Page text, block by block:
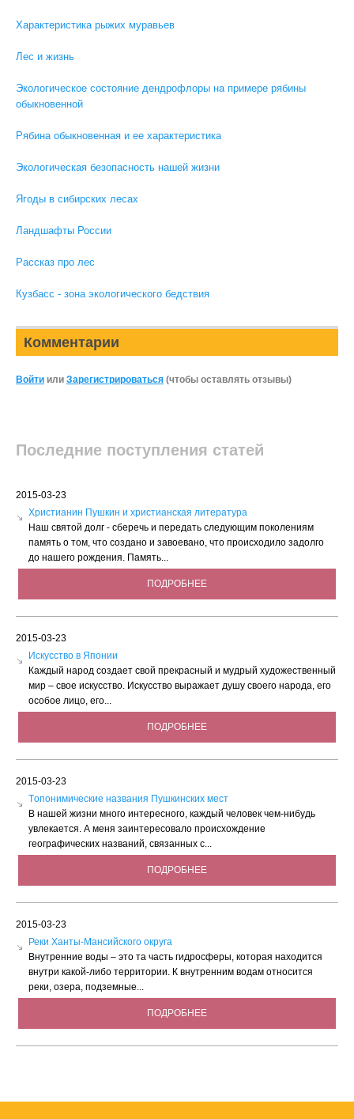
Характеристика рыжих муравьев
Лес и жизнь
Экологическое состояние дендрофлоры на примере рябины
обыкновенной
Рябина обыкновенная и ее характеристика
Экологическая безопасность нашей жизни
Ягоды в сибирских лесах
Ландшафты России
Рассказ про лес
Кузбасс - зона экологического бедствия
Комментарии
Войти или Зарегистрироваться (чтобы оставлять отзывы)
Последние поступления статей
2015-03-23
Христианин Пушкин и христианская литература
Наш святой долг - сберечь и передать следующим поколениям
память о том, что создано и завоевано, что происходило задолго
до нашего рождения. Память...
ПОДРОБНЕЕ
2015-03-23
Искусство в Японии
Каждый народ создает свой прекрасный и мудрый художественный
мир – свое искусство. Искусство выражает душу своего народа, его
особое лицо, его...
ПОДРОБНЕЕ
2015-03-23
Tопонимические названия Пушкинских мест
В нашей жизни много интересного, каждый человек чем-нибудь
увлекается. А меня заинтересовало происхождение
географических названий, связанных с...
ПОДРОБНЕЕ
2015-03-23
Реки Ханты-Мансийского округа
Внутренние воды – это та часть гидросферы, которая находится
внутри какой-либо территории. К внутренним водам относится
реки, озера, подземные...
ПОДРОБНЕЕ